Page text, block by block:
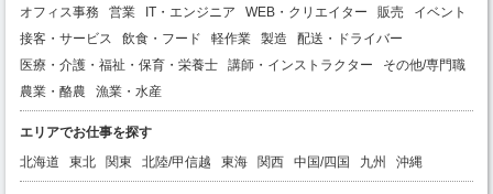
オフィス事務
営業 IT・エンジニア WEB・クリエイター 販売
イベント
接客・サービス
飲食・フード 軽作業 製造
配送・ドライバー
医療・介護・福祉・保育・栄養士
講師・インストラクター
その他/専門職
農業・酪農
漁業・水産
エリアでお仕事を探す
北海道
東北 関東 北陸/甲信越 東海 関西 中国/四国 九州 沖縄